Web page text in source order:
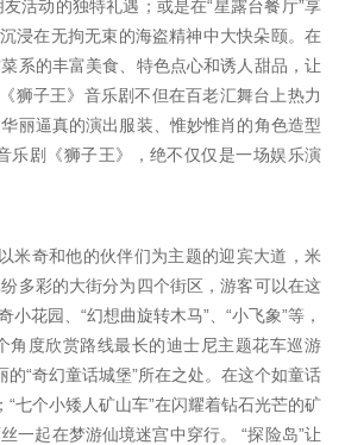
活动的独特礼遇；或是在“星露台餐厅”享
浸在无拘无束的海盗精神中大快朵颐。在
系的丰富美食、特色点心和诱人甜品，让
狮子王》音乐剧不但在百老汇舞台上热力
丽逼真的演出服装、惟妙惟肖的角色造型
乐剧《狮子王》，绝不仅仅是一场娱乐演
米奇和他的伙伴们为主题的迎宾大道，米
多彩的大街分为四个街区，游客可以在这
花园、“幻想曲旋转木马”、“小飞象”等，
角度欣赏路线最长的迪士尼主题花车巡游
“奇幻童话城堡”所在之处。在这个如童话
七个小矮人矿山车”在闪耀着钻石光芒的矿
一起在梦游仙境迷宫中穿行。 “探险岛”让